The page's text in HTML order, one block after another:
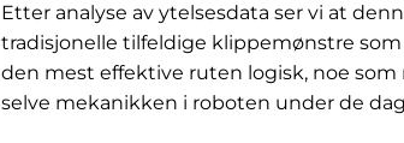
Etter analyse av ytelsesdata ser vi at
tradisjonelle tilfeldige klippemønstre
den mest effektive ruten logisk, noe
selve mekanikken i roboten under de